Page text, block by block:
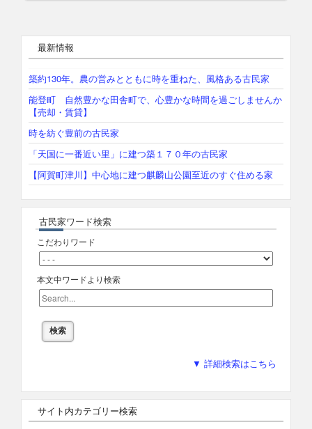
最新情報
築約130年。農の営みとともに時を重ねた、風格ある古民家
能登町 自然豊かな田舎町で、心豊かな時間を過ごしませんか
【売却・賃貸】
時を紡ぐ豊前の古民家
「天国に一番近い里」に建つ築１７０年の古民家
【阿賀町津川】中心地に建つ麒麟山公園至近のすぐ住める家
古民家ワード検索
こだわりワード
本文中ワードより検索
▼ 詳細検索はこちら
サイト内カテゴリー検索